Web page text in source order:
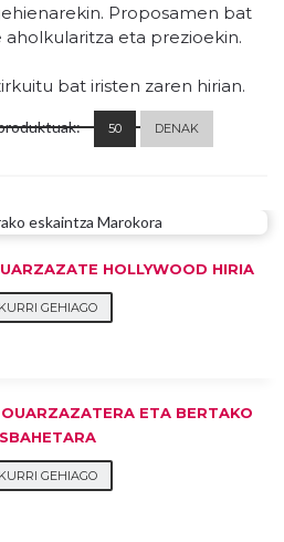
Proposamen bat
eta prezioekin.
bat iristen zaren hirian.
50 DENAK
HOLLYWOOD HIRIA
GEHIAGO
ETA BERTAKO
GEHIAGO